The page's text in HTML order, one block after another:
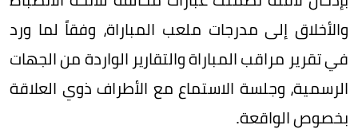
والأخلاق إلى مدرجات ملعب المباراة، وفقاً لما ورد
في تقرير مراقب المباراة والتقارير الواردة من الجهات
الرسمية، وجلسة الاستماع مع الأطراف ذوي العلاقة
بخصوص الواقعة.